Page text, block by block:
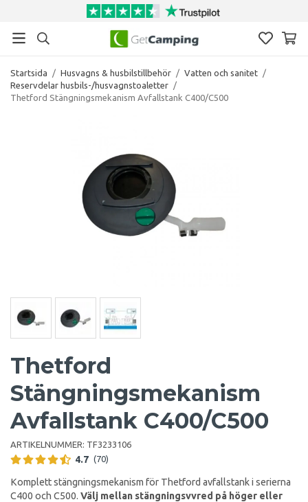
Startsida / Husvagns & husbilstillbehör / Vatten och sanitet /
Reservdelar husbils-/husvagnstoaletter /
Thetford Stängningsmekanism Avfallstank C400/C500
Thetford
Stängningsmekanism
Avfallstank C400/C500
ARTIKELNUMMER: TF3233106
4.7 (70)
Komplett stängningsmekanism för Thetford avfallstank i serierna
C400 och C500. Välj mellan stängningsvvred på höger eller